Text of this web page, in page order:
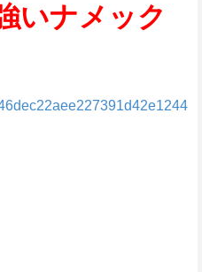
いナメック